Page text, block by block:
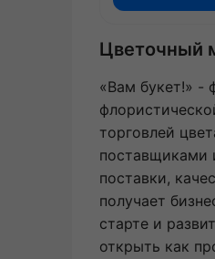
Цветочный
«Вам букет!» -
торговлей
поставщиками
поставки,
получает
старте и
открыть как